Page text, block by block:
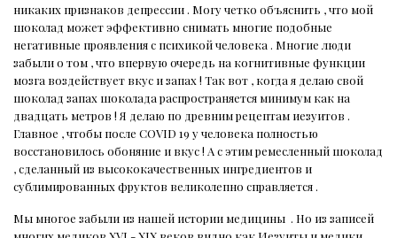
никаких признаков депрессии . Могу четко объяснить , что мой
шоколад может эффективно снимать многие подобные
негативные проявления с психикой человека . Многие люди
забыли о том , что впервую очередь на когнитивные функции
мозга воздействует вкус и запах ! Так вот , когда я делаю свой
шоколад запах шоколада распространяется минимум как на
двадцать метров ! Я делаю по древним рецептам иезуитов .
Главное , чтобы после COVID 19 у человека полностью
восстановилось обоняние и вкус ! А с этим ремесленный шоколад
, сделанный из высококачественных ингредиентов и
сублимированных фруктов великолепно справляется .
Мы многое забыли из нашей истории медицины . Но из записей